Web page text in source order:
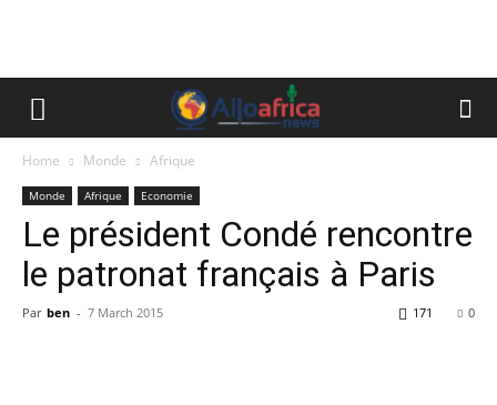
Home Monde Afrique
Monde Afrique Economie
Le président Condé rencontre
le patronat français à Paris
Par ben - 7 March 2015 0
171